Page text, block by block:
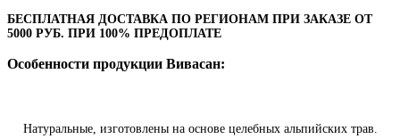
БЕСПЛАТНАЯ ДОСТАВКА ПО РЕГИОНАМ ПРИ ЗАКАЗЕ ОТ
5000 РУБ. ПРИ 100% ПРЕДОПЛАТЕ
Особенности продукции Вивасан:
Натуральные, изготовлены на основе целебных альпийских трав.